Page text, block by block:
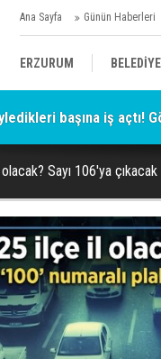
Ana Sayfa Günün Haberleri
ERZURUM
SİYASET AFAD/
KÜLTÜR/SANAT//
başına iş açtı!
Sayı 106'ya